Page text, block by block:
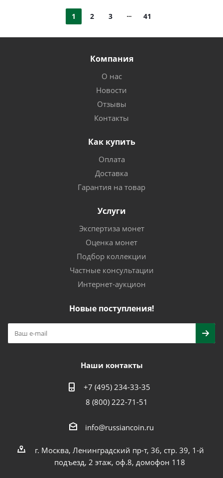
1 2 3 41
Компания
О нас
Новости
Отзывы
Контакты
Как купить
Оплата
Доставка
Гарантия на товар
Услуги
Экспертиза монет
Оценка монет
Подбор коллекции
Частные консультации
Интернет-аукцион
Новые поступления!
Наши контакты
+7 (495) 234-33-35
8 (800) 222-71-51
info@russiancoin.ru
г. Москва, Ленинградский пр-т, 36, стр. 39, 1-й
подъезд, 2 этаж, оф.8, домофон 118